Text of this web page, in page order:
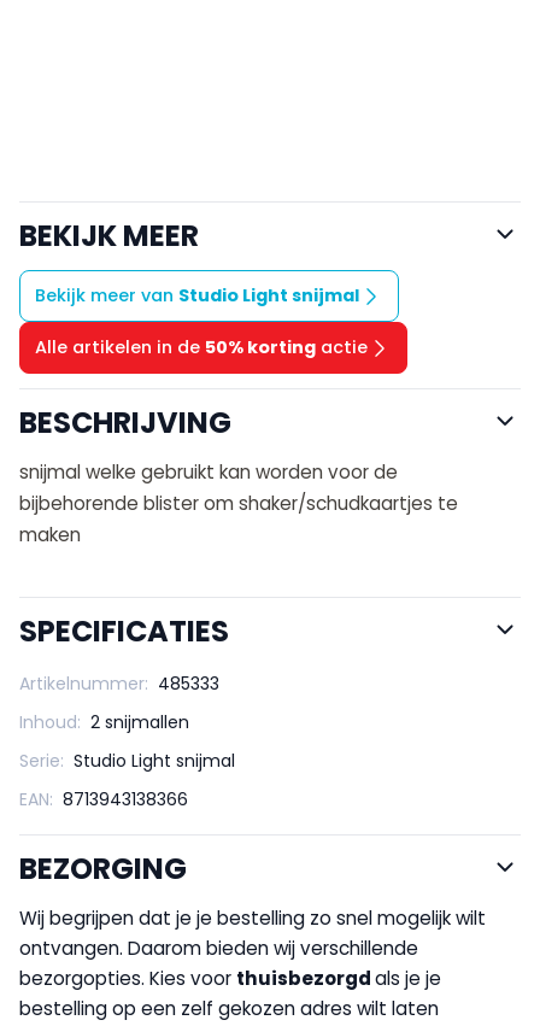
BEKIJK MEER
Bekijk meer van Studio Light snijmal
Alle artikelen in de 50% korting actie
BESCHRIJVING
snijmal welke gebruikt kan worden voor de
bijbehorende blister om shaker/schudkaartjes te
maken
SPECIFICATIES
Artikelnummer: 485333
Inhoud: 2 snijmallen
Serie: Studio Light snijmal
EAN: 8713943138366
BEZORGING
Wij begrijpen dat je je bestelling zo snel mogelijk wilt
ontvangen. Daarom bieden wij verschillende
bezorgopties. Kies voor thuisbezorgdals je je
bestelling op een zelf gekozen adres wilt laten